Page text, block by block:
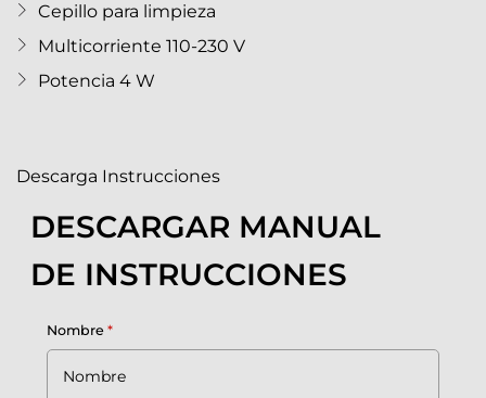
Cepillo para limpieza
Multicorriente 110-230 V
Potencia 4 W
Descarga Instrucciones
DESCARGAR MANUAL
DE INSTRUCCIONES
Nombre *